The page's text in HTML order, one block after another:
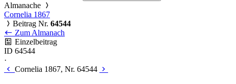
Almanache
Cornelia 1867
Beitrag Nr. 64544
Zum Almanach
Einzelbeitrag
ID 64544
·
Cornelia 1867, Nr. 64544